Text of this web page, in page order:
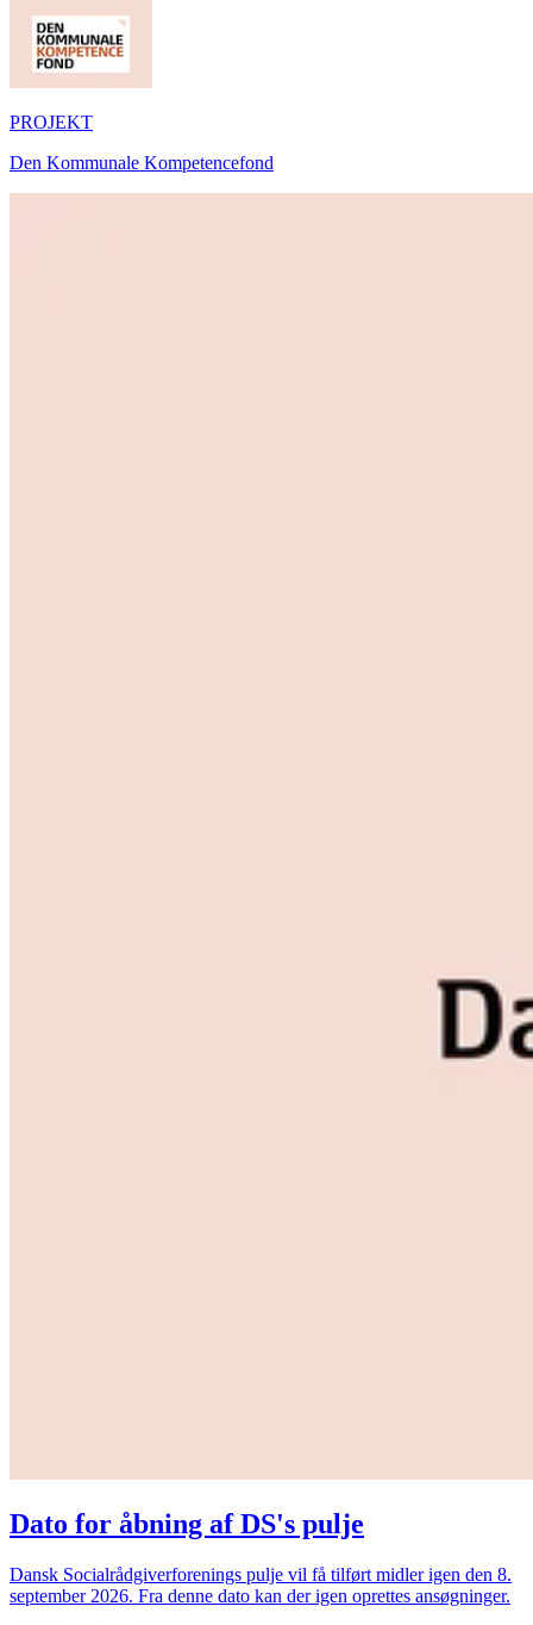
PROJEKT
Den Kommunale Kompetencefond
Dato for åbning af DS's pulje
Dansk Socialrådgiverforenings pulje vil få tilført midler igen den 8.
september 2026. Fra denne dato kan der igen oprettes ansøgninger.